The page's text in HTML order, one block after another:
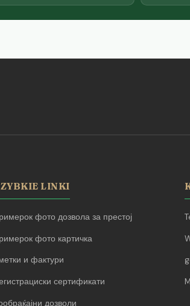
LINKI
фото дозвола за престој
фото картичка
и фактури
сертификати
дозволи